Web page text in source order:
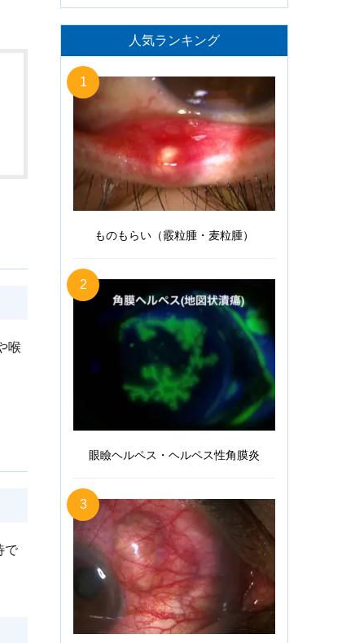
喉
で
人気ランキング
1
ものもらい（霰粒腫・麦粒腫）
2
眼瞼ヘルペス・ヘルペス性角膜炎
3